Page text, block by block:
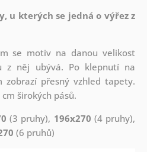
u kterých se jedná o výřez z
se motiv na danou velikost
z něj ubývá. Po klepnutí na
přesný vzhled tapety.
širokých pásů.
(3 pruhy), 196x270 (4 pruhy),
(6 pruhů)